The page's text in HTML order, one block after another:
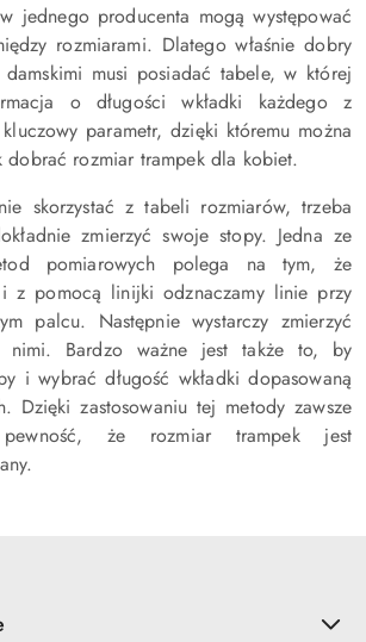
jednego producenta mogą występować
rozmiarami. Dlatego właśnie dobry
musi posiadać tabele, w której
o długości wkładki każdego z
parametr, dzięki któremu można
rozmiar trampek dla kobiet.
skorzystać z tabeli rozmiarów, trzeba
zmierzyć swoje stopy. Jedna ze
pomiarowych polega na tym, że
z pomocą linijki odznaczamy linie przy
palcu. Następnie wystarczy zmierzyć
nimi. Bardzo ważne jest także to, by
i wybrać długość wkładki dopasowaną
Dzięki zastosowaniu tej metody zawsze
że rozmiar trampek jest